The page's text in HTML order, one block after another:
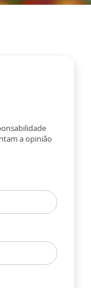
a opinião